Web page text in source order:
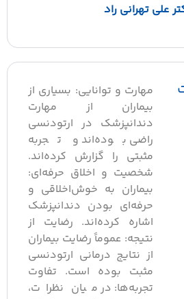
تهرانی راد
مهارت و توانایی: بسیاری از
بیماران از مهارت
دندانپزشک در ارتودنسی
راضی بوده‌اند و تجربه
مثبتی را گزارش کرده‌اند.
شخصیت و اخلاق حرفه‌ای:
بیماران به خوش‌اخلاقی و
حرفه‌ای بودن دندانپزشک
اشاره کرده‌اند. رضایت از
نتیجه: عموماً رضایت بیماران
از نتایج درمانی ارتودنسی
مثبت بوده است. تفاوت
تجربه‌ها: در میان نظرات،